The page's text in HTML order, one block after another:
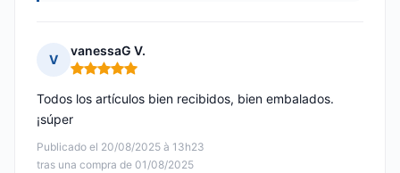
V
vanessaG V.
Nota: 5 de 5
Publicado el 20/08/2025 à 13h23
tras una compra de 01/08/2025
Todos los artículos bien recibidos, bien embalados.
¡súper